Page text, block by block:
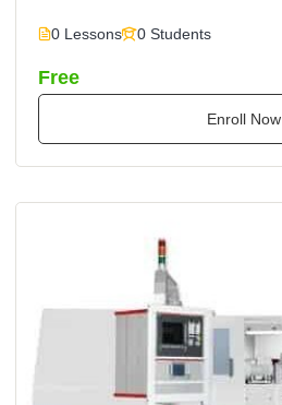
0 Lessons 0 Students
Free
Enroll Now